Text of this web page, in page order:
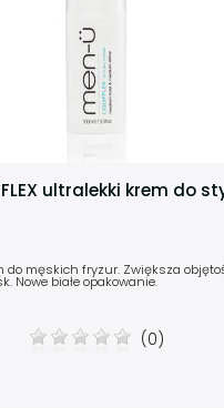
ultralekki krem do
do męskich fryzur. Zwiększa
Nowe białe opakowanie.
(0)